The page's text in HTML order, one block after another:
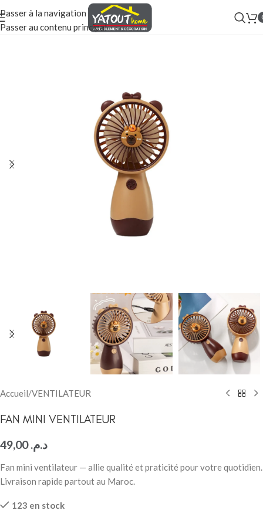
Passer à la navigation
Passer au contenu principal
Accueil/VENTILATEUR
FAN MINI VENTILATEUR
د.م.49,00
Fan mini ventilateur — allie qualité et praticité pour votre quotidien.
Livraison rapide partout au Maroc.
123 en stock